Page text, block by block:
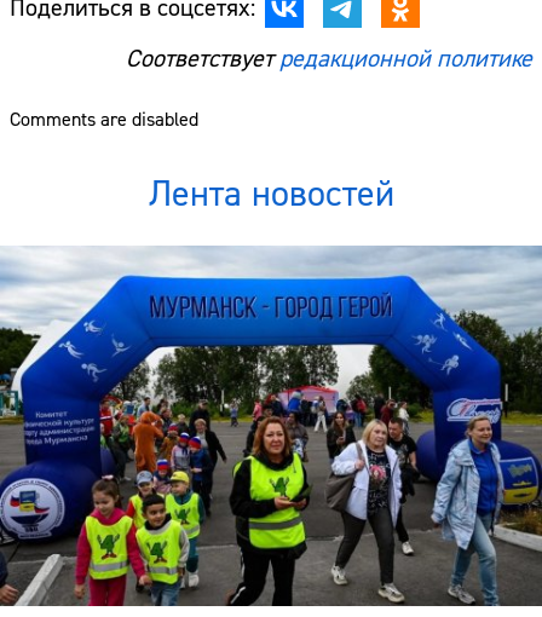
Поделиться в соцсетях:
Соответствуетредакционной политике
Comments are disabled
Лента новостей